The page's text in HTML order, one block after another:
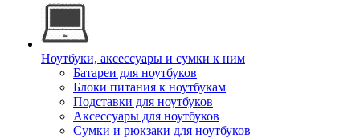
Ноутбуки, аксессуары и сумки к ним
Батареи для ноутбуков
Блоки питания к ноутбукам
Подставки для ноутбуков
Аксессуары для ноутбуков
Сумки и рюкзаки для ноутбуков